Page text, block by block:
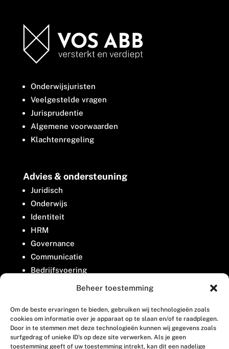
Beheer toestemming
Om de beste ervaringen te bieden, gebruiken wij technologieën zoals
cookies om informatie over je apparaat op te slaan en/of te raadplegen.
Door in te stemmen met deze technologieën kunnen wij gegevens zoals
surfgedrag of unieke ID's op deze site verwerken. Als je geen
toestemming geeft of uw toestemming intrekt, kan dit een nadelige
Onderwijsjuristen
Veelgestelde vragen
Jurisprudentie
Algemene voorwaarden
Klachtenregeling
Advies & ondersteuning
Juridisch
Onderwijs
Identiteit
HRM
Governance
Communicatie
Bedrijfsvoering
Belangenbehartiging
Contact
Houttuinlaan 8